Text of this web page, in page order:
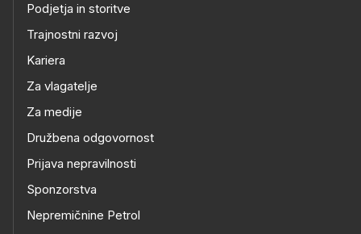
Podjetja in storitve
Trajnostni razvoj
Kariera
Za vlagatelje
Za medije
Družbena odgovornost
Prijava nepravilnosti
Sponzorstva
Nepremičnine Petrol